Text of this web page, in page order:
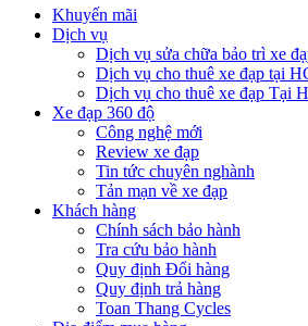
Khuyến mãi
Dịch vụ
Dịch vụ sửa chữa bảo trì xe
Dịch vụ cho thuê xe đạp tại
Dịch vụ cho thuê xe đạp Tại
Xe đạp 360 độ
Công nghệ mới
Review xe đạp
Tin tức chuyên nghành
Tản mạn về xe đạp
Khách hàng
Chính sách bảo hành
Tra cứu bảo hành
Quy định Đổi hàng
Quy định trả hàng
Toan Thang Cycles